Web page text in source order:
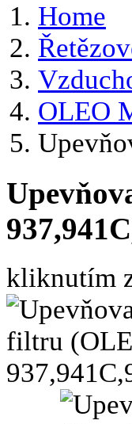
Home
OLEO
kliknutím